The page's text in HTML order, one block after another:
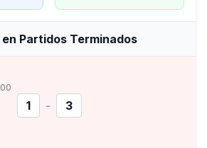
Partidos Terminados
1 - 3